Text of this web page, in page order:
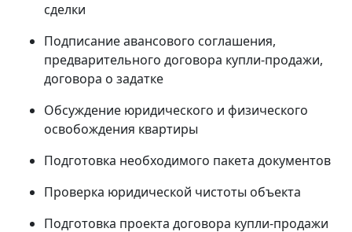
сделки
Подписание авансового соглашения,
предварительного договора купли-продажи,
договора о задатке
Обсуждение юридического и физического
освобождения квартиры
Подготовка необходимого пакета документов
Проверка юридической чистоты объекта
Подготовка проекта договора купли-продажи